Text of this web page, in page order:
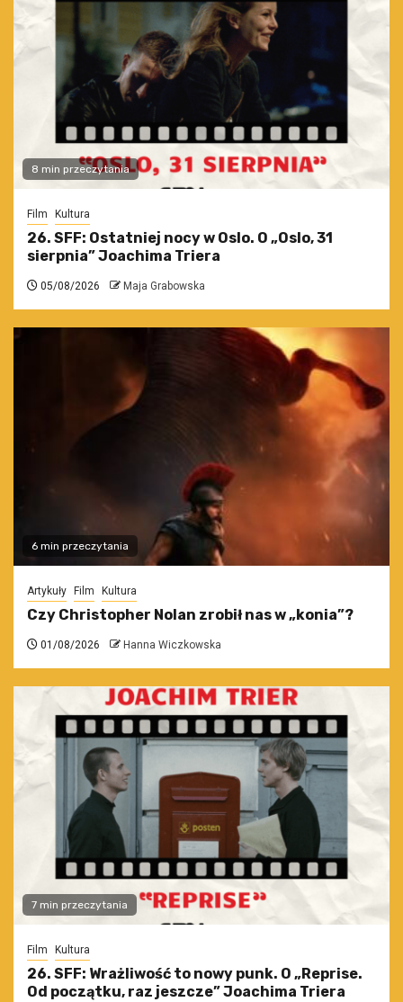
8 min przeczytania
Film Kultura
26. SFF: Ostatniej nocy w Oslo. O „Oslo, 31
sierpnia” Joachima Triera
05/08/2026 Maja Grabowska
6 min przeczytania
Artykuły Film Kultura
Czy Christopher Nolan zrobił nas w „konia”?
01/08/2026 Hanna Wiczkowska
7 min przeczytania
Film Kultura
26. SFF: Wrażliwość to nowy punk. O „Reprise.
Od początku, raz jeszcze” Joachima Triera